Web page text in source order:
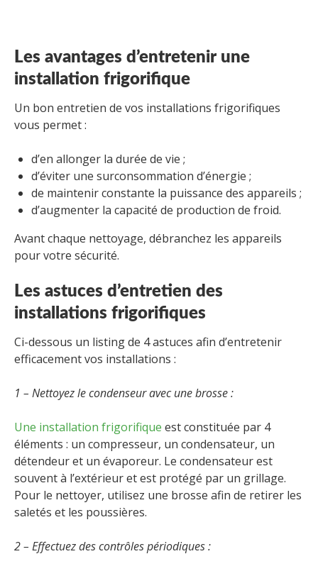
Les avantages d’entretenir une
installation frigorifique
Un bon entretien de vos installations frigorifiques
vous permet :
d’en allonger la durée de vie ;
d’éviter une surconsommation d’énergie ;
de maintenir constante la puissance des appareils ;
d’augmenter la capacité de production de froid.
Avant chaque nettoyage, débranchez les appareils
pour votre sécurité.
Les astuces d’entretien des
installations frigorifiques
Ci-dessous un listing de 4 astuces afin d’entretenir
efficacement vos installations :
1 – Nettoyez le condenseur avec une brosse :
Une installation frigorifique est constituée par 4
éléments : un compresseur, un condensateur, un
détendeur et un évaporeur. Le condensateur est
souvent à l’extérieur et est protégé par un grillage.
Pour le nettoyer, utilisez une brosse afin de retirer les
saletés et les poussières.
2 – Effectuez des contrôles périodiques :